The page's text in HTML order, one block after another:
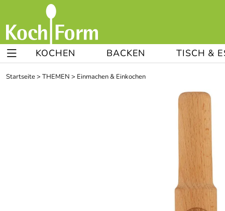
KOCHEN BACKEN TISCH &
Startseite> THEMEN > Einmachen & Einkochen